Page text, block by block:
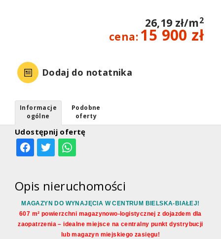
26,19 zł/m2
cena: 15 900 zł
Dodaj do notatnika
Udostępnij ofertę
Informacje
ogólne
Podobne
oferty
Opis nieruchomości
MAGAZYN DO WYNAJĘCIA W CENTRUM BIELSKA-BIAŁEJ!
607 m² powierzchni magazynowo-logistycznej z dojazdem dla
zaopatrzenia – idealne miejsce na centralny punkt dystrybucji
lub magazyn miejskiego zasięgu!